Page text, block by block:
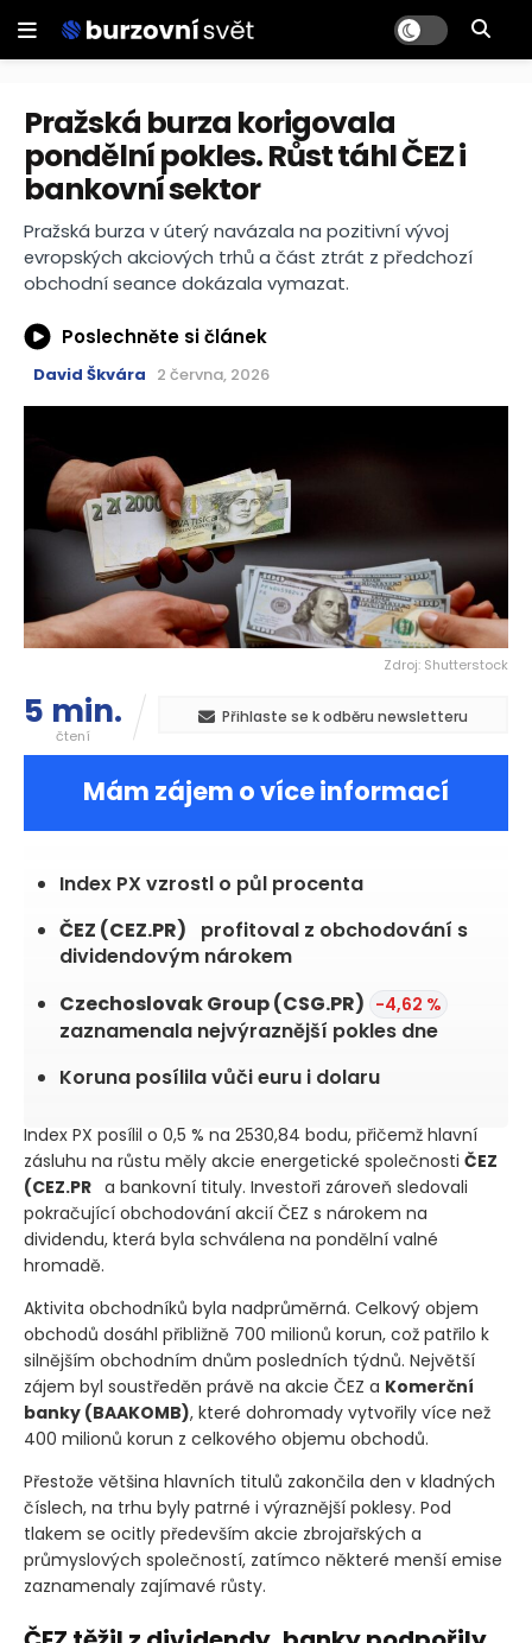
Pražská burza korigovala
pondělní pokles. Růst táhl ČEZ i
bankovní sektor
Pražská burza v úterý navázala na pozitivní vývoj
evropských akciových trhů a část ztrát z předchozí
obchodní seance dokázala vymazat.
Poslechněte si článek
David Škvára 2 června, 2026
Zdroj: Shutterstock
5 min.
čtení
Přihlaste se k odběru newsletteru
Mám zájem o více informací
CEZ.PR1 369,00 +0,74 %
Index PX vzrostl o půl procenta
ČEZ(CEZ.PR) +0,74 % profitoval z
obchodování s dividendovým nárokem
Czechoslovak Group(CSG.PR) -4,62 %
zaznamenala nejvýraznější pokles dne
Index PX posílil o 0,5 % na 2530,84 bodu, přičemž hlavní
zásluhu na růstu měly akcie energetické společnosti
(CEZ.PR
+0,74 %
a bankovní tituly. Investoři zároveň
sledovali pokračující obchodování akcií ČEZ s nárokem na
hromadě.
Aktivita obchodníků byla nadprůměrná. Celkový objem
obchodů dosáhl přibližně 700 milionů korun, což patřilo k
silnějším obchodním dnům posledních týdnů. Největší
zájem byl soustředěn právě na akcie ČEZ aKomerční
, které dohromady vytvořily více než
400 milionů korun z celkového objemu obchodů.
Přestože většina hlavních titulů zakončila den v kladných
číslech, na trhu byly patrné i výraznější poklesy. Pod
tlakem se ocitly především akcie zbrojařských a
průmyslových společností, zatímco některé menší emise
zaznamenaly zajímavé růsty.